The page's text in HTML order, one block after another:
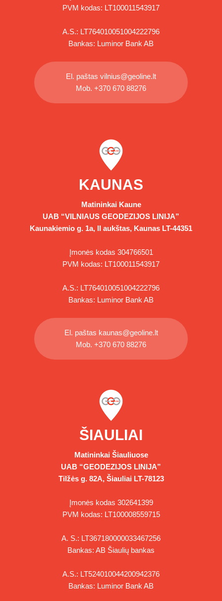
PVM kodas: LT100011543917
A.S.: LT764010051004222796
Bankas: Luminor Bank AB
El. paštas vilnius@geoline.lt
Mob. +370 670 88276
KAUNAS
Matininkai Kaune
UAB “VILNIAUS GEODEZIJOS LINIJA”
Kaunakiemio g. 1a, II aukštas, Kaunas LT-44351
Įmonės kodas 304766501
PVM kodas: LT100011543917
A.S.: LT764010051004222796
Bankas: Luminor Bank AB
El. paštas kaunas@geoline.lt
Mob. +370 670 88276
ŠIAULIAI
Matininkai Šiauliuose
UAB “GEODEZIJOS LINIJA”
Tilžės g. 82A, Šiauliai LT-78123
Įmonės kodas 302641399
PVM kodas: LT100008559715
A. S.: LT367180000033467256
Bankas: AB Šiaulių bankas
A.S.: LT524010044200942376
Bankas: Luminor Bank AB